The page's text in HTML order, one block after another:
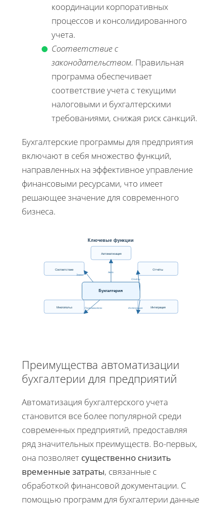
координации корпоративных
процессов и консолидированного
учета.
Соответствие с
законодательством. Правильная
программа обеспечивает
соответствие учета с текущими
налоговыми и бухгалтерскими
требованиями, снижая риск санкций.
Бухгалтерские программы для предприятия
включают в себя множество функций,
направленных на эффективное управление
финансовыми ресурсами, что имеет
решающее значение для современного
бизнеса.
Ключевые функции
Бухгалтерия
Автоматизация
Отчёты
Интеграция
Многопольз
Соответствие
Авто
Отчёты
Интеграция
Пользователи
Закон
Преимущества автоматизации
бухгалтерии для предприятий
Автоматизация бухгалтерского учета
становится все более популярной среди
современных предприятий, предоставляя
ряд значительных преимуществ. Во-первых,
она позволяет существенно снизить
временные затраты, связанные с
обработкой финансовой документации. С
помощью программ для бухгалтерии данные